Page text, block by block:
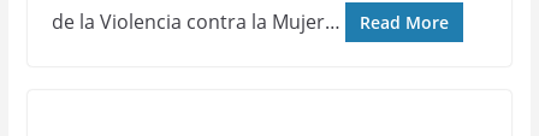
de la Violencia contra la Mujer…
Read More